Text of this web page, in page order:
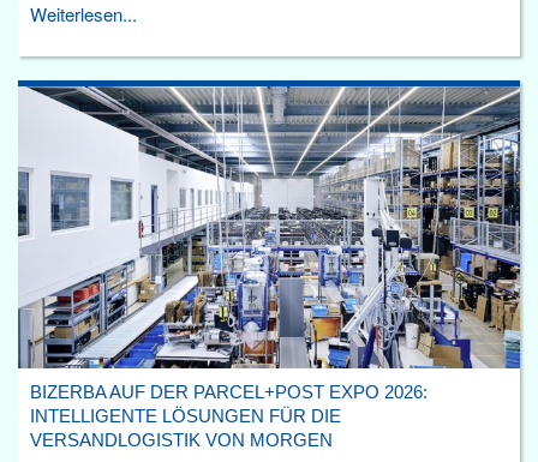
Weiterlesen...
BIZERBA AUF DER PARCEL+POST EXPO 2026:
INTELLIGENTE LÖSUNGEN FÜR DIE
VERSANDLOGISTIK VON MORGEN